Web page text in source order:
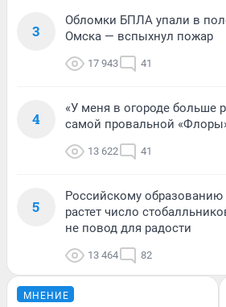
3
Обломки БПЛА упали в
Омска — вспыхнул пожар
17 943 41
4
«У меня в огороде больше
самой провальной
13 622 41
5
Российскому образованию
растет число
не повод для радости
13 464 82
МНЕНИЕ